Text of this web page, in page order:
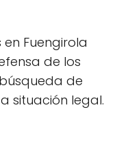
Fuengirola
de los
de
situación legal.